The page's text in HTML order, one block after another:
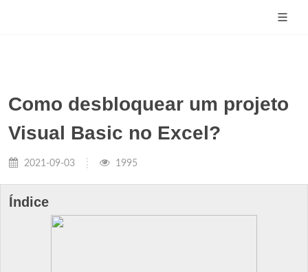
Como desbloquear um projeto
Visual Basic no Excel?
2021-09-03 1995
Índice